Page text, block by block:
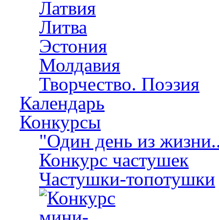
Латвия
Литва
Эстония
Молдавия
Творчество. Поэзия
Календарь
Конкурсы
"Один день из
Конкурс частушек
Частушки-топотушки